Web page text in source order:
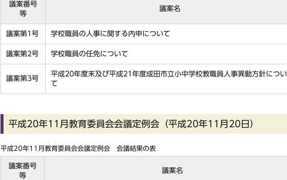
議案番号
等
議案名
議案第1号 学校職員の人事に関する内申について
議案第2号 学校職員の任免について
議案第3号
平成20年度末及び平成21年度成田市立小中学校教職員人事異動方針につい
て
平成20年11月教育委員会会議定例会（平成20年11月20日）
平成20年11月教育委員会会議定例会 会議結果の表
議案番号
等
議案名